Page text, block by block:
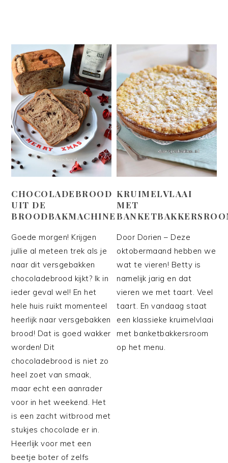
CHOCOLADEBROOD
UIT DE
BROODBAKMACHINE
Goede morgen! Krijgen
jullie al meteen trek als je
naar dit versgebakken
chocoladebrood kijkt? Ik in
ieder geval wel! En het
hele huis ruikt momenteel
heerlijk naar versgebakken
brood! Dat is goed wakker
worden! Dit
chocoladebrood is niet zo
heel zoet van smaak,
maar echt een aanrader
voor in het weekend. Het
is een zacht witbrood met
stukjes chocolade er in.
Heerlijk voor met een
beetje boter of zelfs
KRUIMELVLAAI
MET
Door Dorien – Deze
oktobermaand hebben we
wat te vieren! Betty is
namelijk jarig en dat
vieren we met taart. Veel
taart. En vandaag staat
een klassieke kruimelvlaai
met banketbakkersroom
op het menu.